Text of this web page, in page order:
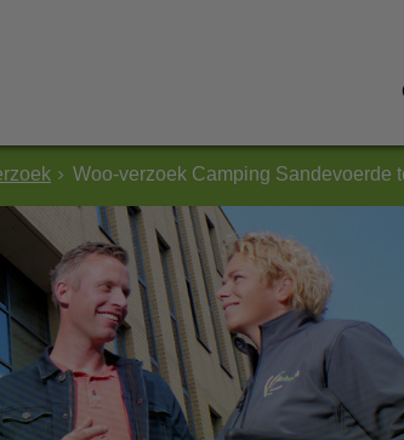
Woo-verzoek Camping Sandevoerde